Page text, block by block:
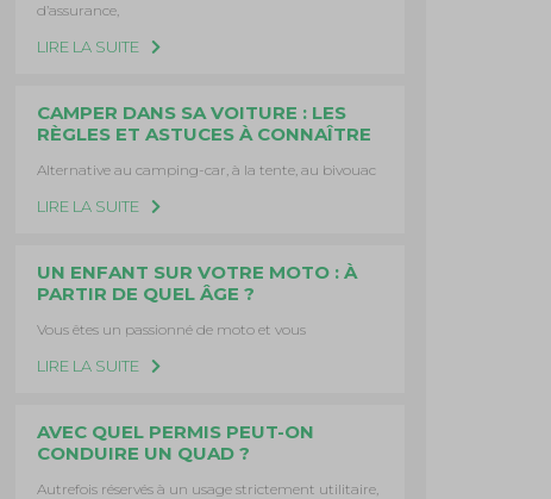
d’assurance,
LIRE LA SUITE
CAMPER DANS SA VOITURE : LES
RÈGLES ET ASTUCES À CONNAÎTRE
Alternative au camping-car, à la tente, au bivouac
LIRE LA SUITE
UN ENFANT SUR VOTRE MOTO : À
PARTIR DE QUEL ÂGE ?
Vous êtes un passionné de moto et vous
LIRE LA SUITE
AVEC QUEL PERMIS PEUT-ON
CONDUIRE UN QUAD ?
Autrefois réservés à un usage strictement utilitaire,